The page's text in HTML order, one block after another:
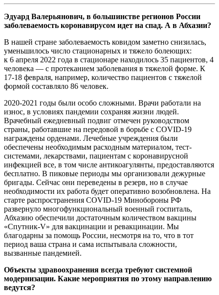
Эдуард Валерьянович, в большинстве регионов России
заболеваемость коронавирусом идет на спад. А в Абхазии?
В нашей стране заболеваемость ковидом заметно снизилась,
уменьшилось число стационарных и тяжело болеющих:
к 6 апреля 2022 года в стационаре находилось 35 пациентов, 4
человека — с протеканием заболевания в тяжелой форме. К
17-18 февраля, например, количество пациентов с тяжелой
формой составляло 86 человек.
2020-2021 годы были особо сложными. Врачи работали на
износ, в условиях пандемии сохраняя жизни людей.
Врачебный ежедневный подвиг отмечен руководством
страны, работавшие на передовой в борьбе с COVID-19
награждены орденами. Лечебные учреждения были
обеспечены необходимым расходным материалом, тест-
системами, лекарствами, пациентам с коронавирусной
инфекцией все, в том числе антикоагулянты, предоставляются
бесплатно. В пиковые периоды мы организовали дежурные
бригады. Сейчас они переведены в резерв, но в случае
необходимости их работа будет оперативно возобновлена. На
старте распространения COVID-19 Минобороны РФ
развернуло многофункциональный военный госпиталь,
Абхазию обеспечили достаточным количеством вакцины
«Спутник-V» для вакцинации и ревакцинации. Мы
благодарны за помощь России, несмотря на то, что в тот
период ваша страна и сама испытывала сложности,
вызванные пандемией.
Объекты здравоохранения всегда требуют системной
модернизации. Какие мероприятия по этому направлению
ведутся?